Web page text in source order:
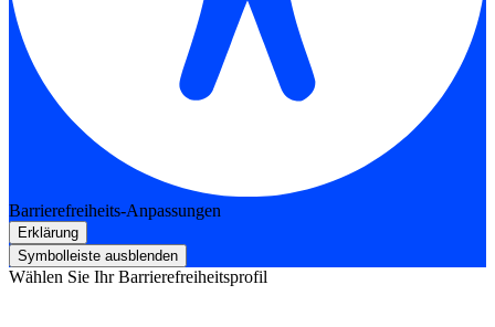
Barrierefreiheits-Anpassungen
Erklärung
Symbolleiste ausblenden
Wählen Sie Ihr Barrierefreiheitsprofil